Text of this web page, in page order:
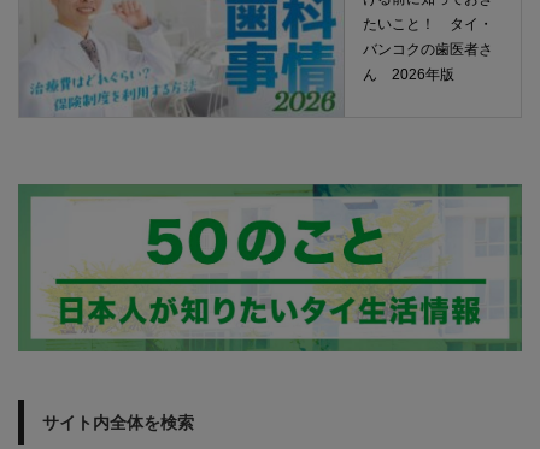
たいこと！ タイ・
バンコクの歯医者さ
ん 2026年版
サイト内全体を検索